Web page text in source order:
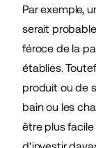
Par exemple,
serait
féroce de la
établies.
produit ou de
bain ou les
être plus